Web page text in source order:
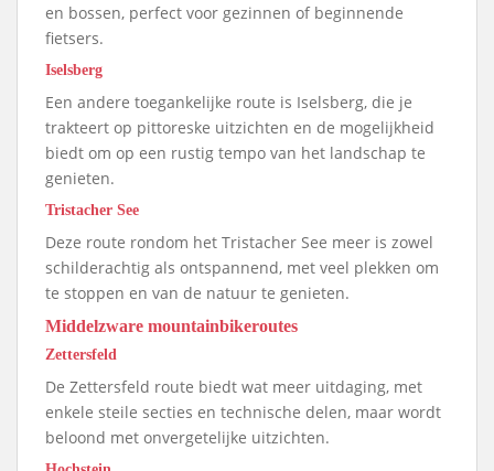
en bossen, perfect voor gezinnen of beginnende
fietsers.
Iselsberg
Een andere toegankelijke route is Iselsberg, die je
trakteert op pittoreske uitzichten en de mogelijkheid
biedt om op een rustig tempo van het landschap te
genieten.
Tristacher See
Deze route rondom het Tristacher See meer is zowel
schilderachtig als ontspannend, met veel plekken om
te stoppen en van de natuur te genieten.
Middelzware mountainbikeroutes
Zettersfeld
De Zettersfeld route biedt wat meer uitdaging, met
enkele steile secties en technische delen, maar wordt
beloond met onvergetelijke uitzichten.